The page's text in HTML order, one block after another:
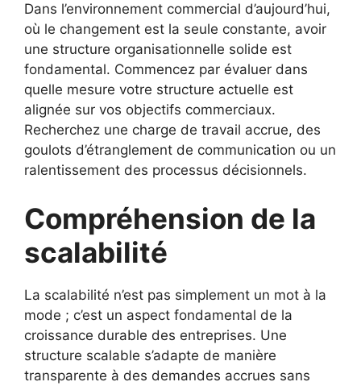
Dans l’environnement commercial d’aujourd’hui,
où le changement est la seule constante, avoir
une structure organisationnelle solide est
fondamental. Commencez par évaluer dans
quelle mesure votre structure actuelle est
alignée sur vos objectifs commerciaux.
Recherchez une charge de travail accrue, des
goulots d’étranglement de communication ou un
ralentissement des processus décisionnels.
Compréhension de la
scalabilité
La scalabilité n’est pas simplement un mot à la
mode ; c’est un aspect fondamental de la
croissance durable des entreprises. Une
structure scalable s’adapte de manière
transparente à des demandes accrues sans